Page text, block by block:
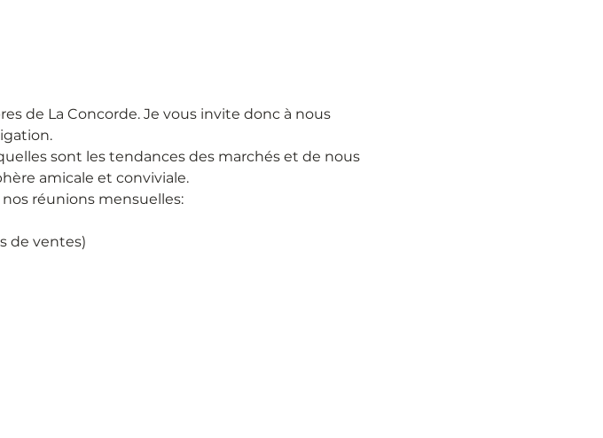
de La Concorde. Je vous invite donc à nous
sont les tendances des marchés et de nous
amicale et conviviale.
réunions mensuelles:
de ventes)